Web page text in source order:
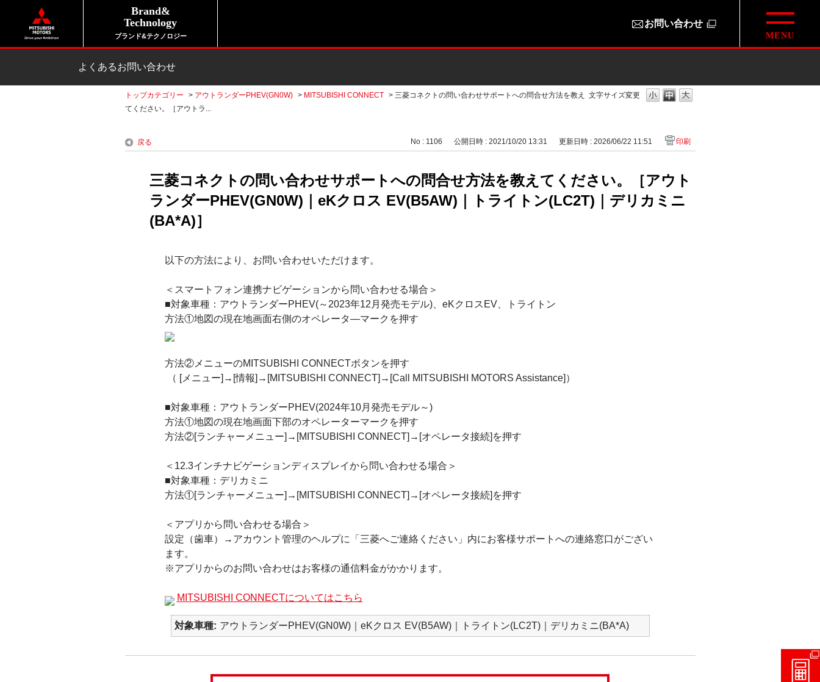
Brand&
Technology
ブランド&テクノロジー
お問い合わせ
よくあるお問い合わせ
文字サイズ変更
トップカテゴリー > アウトランダーPHEV(GN0W) > MITSUBISHI CONNECT > 三菱コネクトの問い合わせサポートへの問合せ方法を教え
てください。［アウトラ...
戻る No : 1106 公開日時 : 2021/10/20 13:31 更新日時 : 2026/06/22 11:51 印刷
三菱コネクトの問い合わせサポートへの問合せ方法を教えてください。［アウト
ランダーPHEV(GN0W)｜eKクロス EV(B5AW)｜トライトン(LC2T)｜デリカミニ
(BA*A)］
以下の方法により、お問い合わせいただけます。
＜スマートフォン連携ナビゲーションから問い合わせる場合＞
■対象車種：アウトランダーPHEV(～2023年12月発売モデル)、eKクロスEV、トライトン
方法①地図の現在地画面右側のオペレータ―マークを押す
方法②メニューのMITSUBISHI CONNECTボタンを押す
（ [メニュー]→[情報]→[MITSUBISHI CONNECT]→[Call MITSUBISHI MOTORS Assistance]）
■対象車種：アウトランダーPHEV(2024年10月発売モデル～)
方法①地図の現在地画面下部のオペレーターマークを押す
方法②[ランチャーメニュー]→[MITSUBISHI CONNECT]→[オペレータ接続]を押す
＜12.3インチナビゲーションディスプレイから問い合わせる場合＞
■対象車種：デリカミニ
方法①[ランチャーメニュー]→[MITSUBISHI CONNECT]→[オペレータ接続]を押す
＜アプリから問い合わせる場合＞
設定（歯車）→アカウント管理のヘルプに「三菱へご連絡ください」内にお客様サポートへの連絡窓口がござい
ます。
※アプリからのお問い合わせはお客様の通信料金がかかります。
MITSUBISHI CONNECTについてはこちら
対象車種 アウトランダーPHEV(GN0W)｜eKクロス EV(B5AW)｜トライトン(LC2T)｜デリカミニ(BA*A)